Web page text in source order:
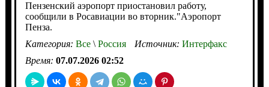
Пензенский аэропорт приостановил работу,
сообщили в Росавиации во вторник."Аэропорт
Пенза.
Категория: Все\Россия Источник: Интерфакс
Время: 07.07.2026 02:52